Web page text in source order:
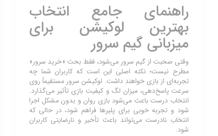
راهنمای جامع انتخاب
بهترین لوکیشن برای
میزبانی گیم سرور
وقتی صحبت از گیم سرور می‌شود، فقط بحث «خرید سرور»
مطرح نیست؛ نکته اصلی این است که کاربران شما چه
تجربه‌ای از بازی خواهند داشت. لوکیشن سرور مستقیماً روی
سرعت پاسخ‌دهی، میزان لگ و کیفیت بازی تأثیر می‌گذارد.
انتخاب درست باعث می‌شود بازی روان و بدون مشکل اجرا
شود و تجربه خوبی برای پلیرها فراهم شود، در حالی که
انتخاب نادرست می‌تواند باعث تأخیر و نارضایتی کاربران
شود.